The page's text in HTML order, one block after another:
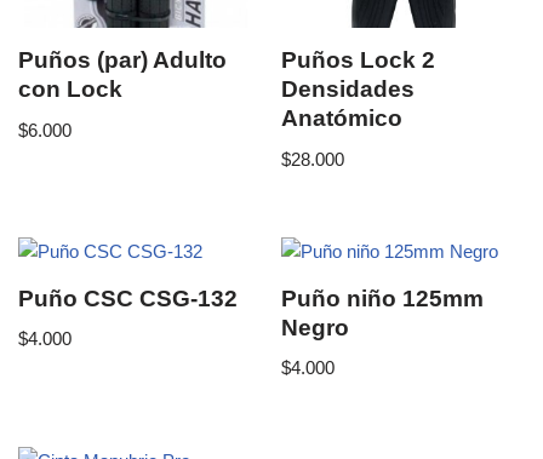
Puños (par) Adulto
con Lock
$6.000
Puños Lock 2
Densidades
Anatómico
$28.000
Puño CSC CSG-132
$4.000
Puño niño 125mm
Negro
$4.000